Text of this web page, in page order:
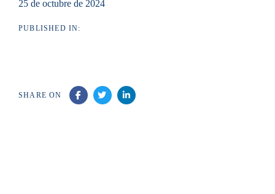
25 de octubre de 2024
PUBLISHED IN:
SHARE ON